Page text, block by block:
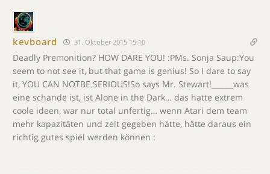
kevboard 31. Oktober 2015 15:10
Deadly Premonition? HOW DARE YOU! :PMs. Sonja Saup:You
seem to not see it, but that game is genius! So I dare to say
it, YOU CAN NOTBE SERIOUS!So says Mr. Stewart!______was
eine schande ist, ist Alone in the Dark… das hatte extrem
coole ideen, war nur total unfertig… wenn Atari dem team
mehr kapazitäten und zeit gegeben hätte, hätte daraus ein
richtig gutes spiel werden können :